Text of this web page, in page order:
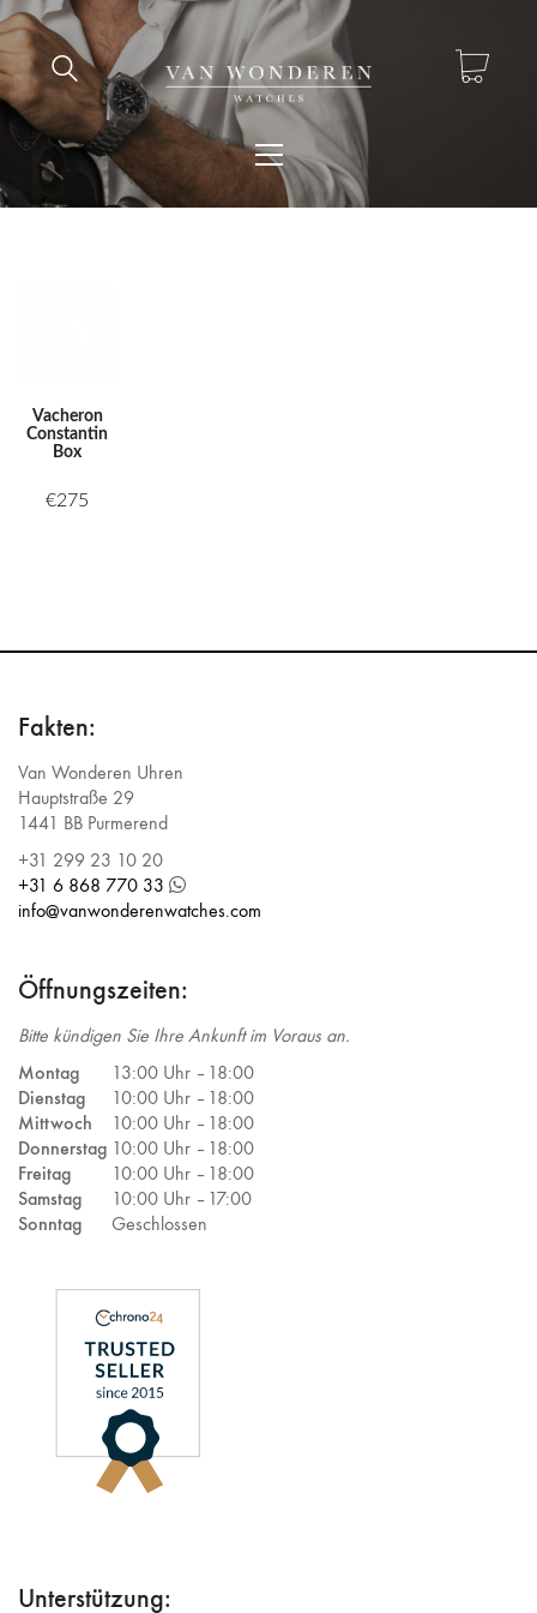
Vacheron
Constantin
Box
€275
Fakten:
Van Wonderen Uhren
Hauptstraße 29
1441 BB Purmerend
+31 299 23 10 20
+31 6 868 770 33
info@vanwonderenwatches.com
Öffnungszeiten:
Bitte kündigen Sie Ihre Ankunft im Voraus an.
Montag
13:00 Uhr – 18:00
Dienstag
10:00 Uhr – 18:00
Mittwoch
10:00 Uhr – 18:00
Donnerstag 10:00 Uhr – 18:00
Freitag
10:00 Uhr – 18:00
Samstag
10:00 Uhr – 17:00
Sonntag
Geschlossen
Unterstützung: